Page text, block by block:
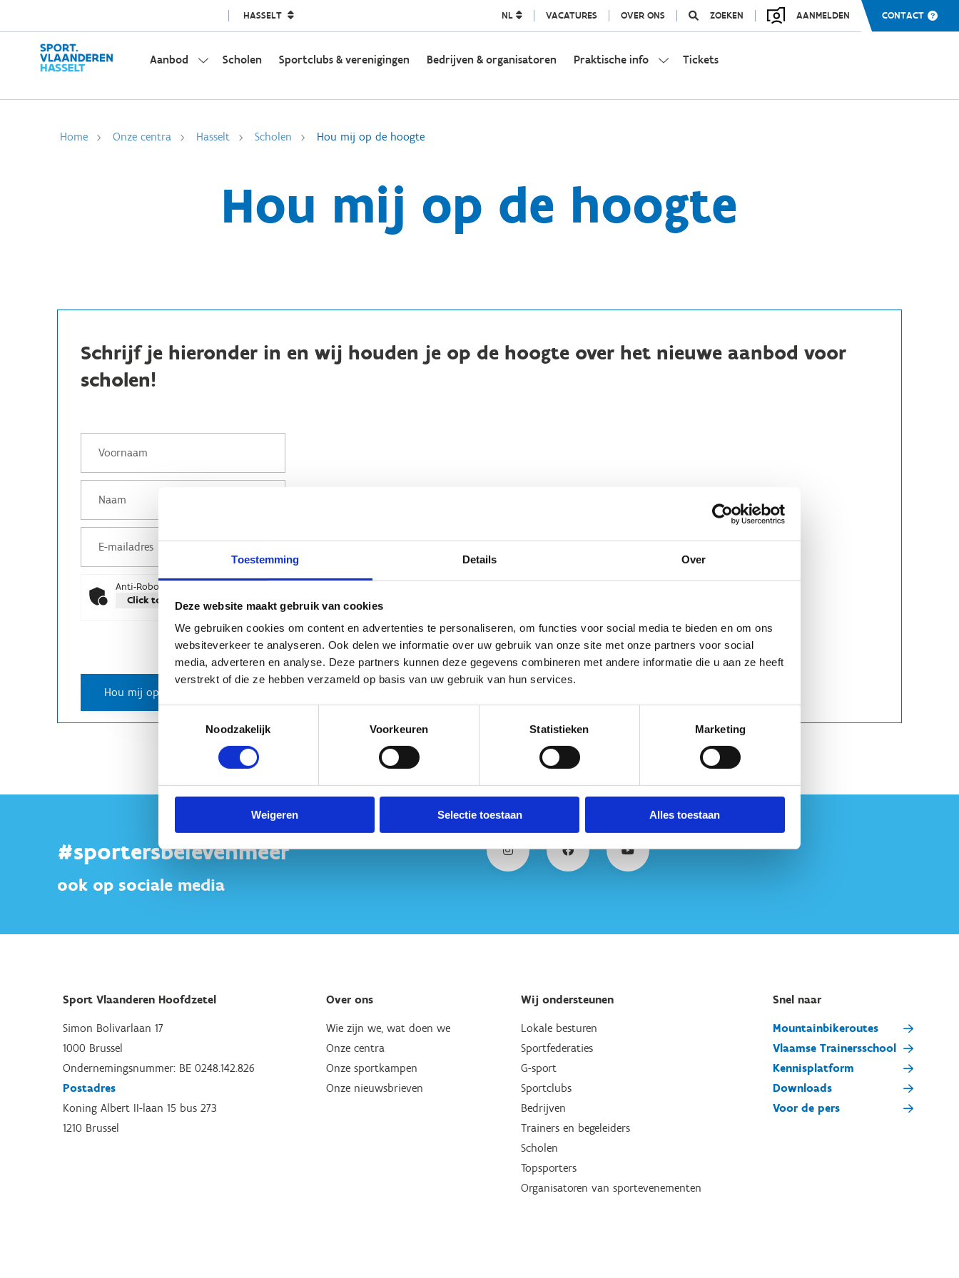
Toestemming Details Over
Deze website maakt gebruik van cookies
We gebruiken cookies om content en advertenties te personaliseren, om functies voor social media te bieden en om ons
websiteverkeer te analyseren. Ook delen we informatie over uw gebruik van onze site met onze partners voor social
media, adverteren en analyse. Deze partners kunnen deze gegevens combineren met andere informatie die u aan ze heeft
verstrekt of die ze hebben verzameld op basis van uw gebruik van hun services.
Toestemmingsselectie
Noodzakelijk
Voorkeuren Statistieken Marketing
Weigeren Selectie toestaan Alles toestaan
HASSELT NL VACATURES OVER ONS ZOEKEN AANMELDEN CONTACT
Aanbod Scholen Sportclubs & verenigingen Bedrijven & organisatoren Praktische info Tickets
Home Onze centra Hasselt Scholen Hou mij op de hoogte
Hou mij op de hoogte
Schrijf je hieronder in en wij houden je op de hoogte over het nieuwe aanbod voor
scholen!
Anti-Robot Verification
Click to start verification
#sportersbelevenmeer
ook op sociale media
Sport Vlaanderen Hoofdzetel
Simon Bolivarlaan 17
1000 Brussel
Ondernemingsnummer: BE 0248.142.826
Postadres
Koning Albert II-laan 15 bus 273
1210 Brussel
Over ons
Wie zijn we, wat doen we
Onze centra
Onze sportkampen
Onze nieuwsbrieven
Wij ondersteunen
Lokale besturen
Sportfederaties
G-sport
Sportclubs
Bedrijven
Trainers en begeleiders
Scholen
Topsporters
Organisatoren van sportevenementen
Snel naar
Mountainbikeroutes
Vlaamse Trainersschool
Kennisplatform
Downloads
Voor de pers